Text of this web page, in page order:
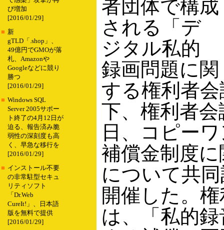
び増加
[2016/01/29]
■ 新
gTLD「.shop」、
49億円でGMOが落
札、Amazonや
Googleなどに競り
勝つ
[2016/01/29]
■ Windows SQL
Server 2005サポー
ト終了の4月12日が
迫る、報告済み脆
弱性の深刻度も高
く、早急な移行を
[2016/01/29]
■ インストール不要
の非常駐型セキュ
リティソフト
「Dr.Web
CureIt!」、日本語
版を無料で提供
[2016/01/29]
者団体で構成
される「デ
ジタル私的
録画問題に関
する権利者
下、権利者会
日、コピー
補償金制度
について共
開催した。
は、「私的